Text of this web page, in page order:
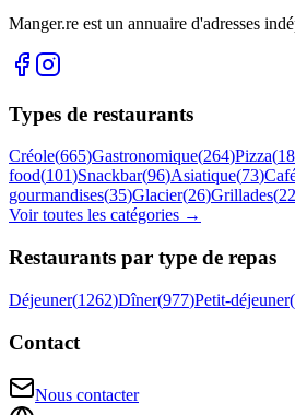
Manger.re est un annuaire d'adresses
Types de restaurants
Créole(665)Gastronomique(264)Pizza(
food(101)Snackbar(96)Asiatique(73)
gourmandises(35)Glacier(26)Grillades(22
Voir toutes les catégories →
Restaurants par type de repas
Déjeuner(1262)Dîner(977)Petit-déjeuner(
Contact
Nous contacter